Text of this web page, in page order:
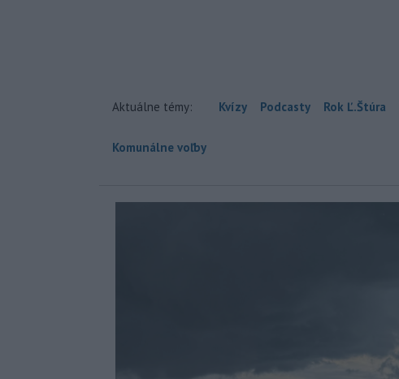
Aktuálne témy: Kvízy Podcasty Rok Ľ.Štúra
Komunálne voľby